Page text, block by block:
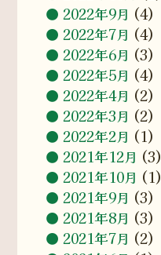
2022年9月 (4)
2022年7月 (4)
2022年6月 (3)
2022年5月 (4)
2022年4月 (2)
2022年3月 (2)
2022年2月 (1)
2021年12月 (3)
2021年10月 (1)
2021年9月 (3)
2021年8月 (3)
2021年7月 (2)